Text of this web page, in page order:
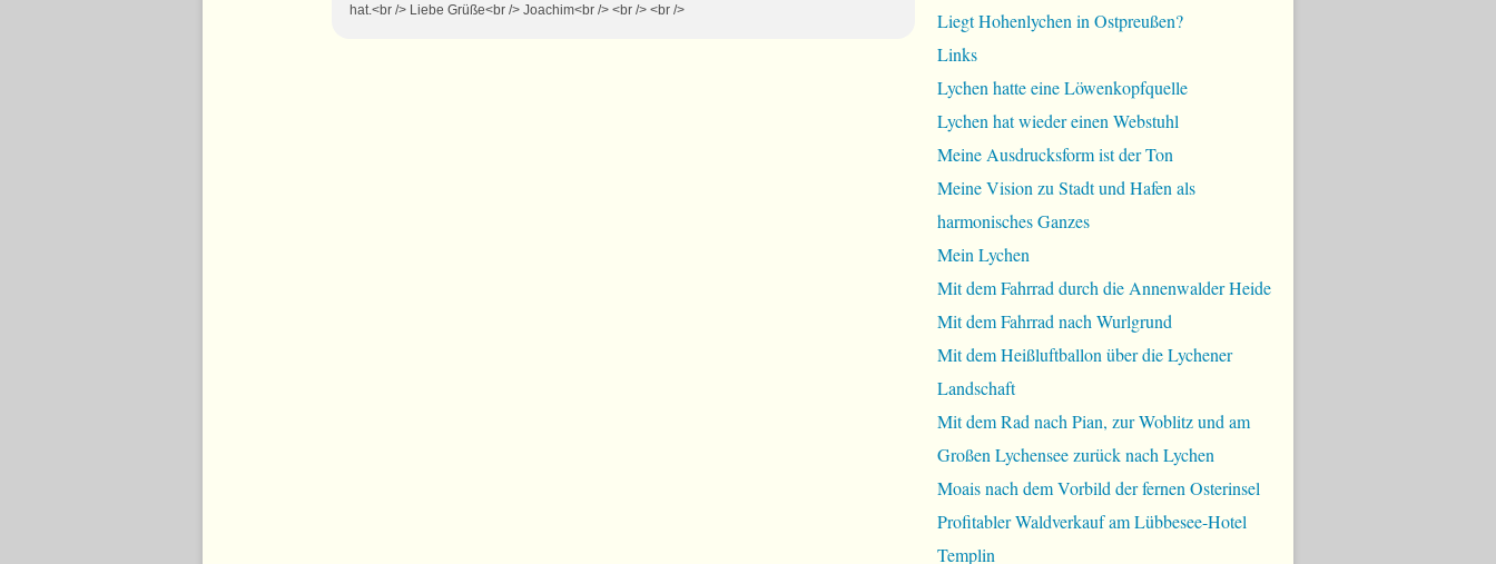
hat.<br /> Liebe Grüße<br /> Joachim<br /> <br /> <br />
Liegt Hohenlychen in Ostpreußen?
Links
Lychen hatte eine Löwenkopfquelle
Lychen hat wieder einen Webstuhl
Meine Ausdrucksform ist der Ton
Meine Vision zu Stadt und Hafen als
harmonisches Ganzes
Mein Lychen
Mit dem Fahrrad durch die Annenwalder Heide
Mit dem Fahrrad nach Wurlgrund
Mit dem Heißluftballon über die Lychener
Landschaft
Mit dem Rad nach Pian, zur Woblitz und am
Großen Lychensee zurück nach Lychen
Moais nach dem Vorbild der fernen Osterinsel
Profitabler Waldverkauf am Lübbesee-Hotel
Templin